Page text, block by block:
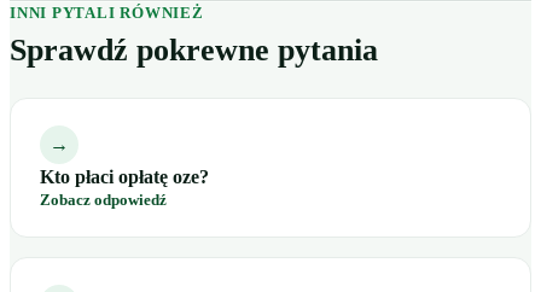
INNI PYTALI RÓWNIEŻ
Sprawdź pokrewne pytania
→
Kto płaci opłatę oze?
Zobacz odpowiedź